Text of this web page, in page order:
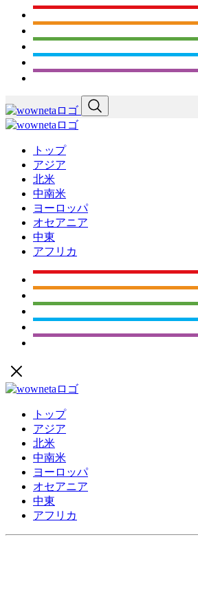
トップ
アジア
北米
中南米
ヨーロッパ
オセアニア
中東
アフリカ
トップ
アジア
北米
中南米
ヨーロッパ
オセアニア
中東
アフリカ